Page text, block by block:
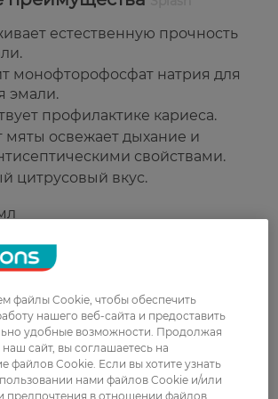
естественную прочность
монофторофосфат натрия для
эмали.
профилактике кариеса.
мяты освежает дыхание и
свойствами.
цитрусовый вкус.
0 відгуків
файлы Cookie, чтобы обеспечить
нашего веб-сайта и предоставить
удобные возможности. Продолжая
наш сайт, вы соглашаетесь на
файлов Cookie. Если вы хотите узнать
нами файлов Cookie и/или
предпочтения в отношении файлов